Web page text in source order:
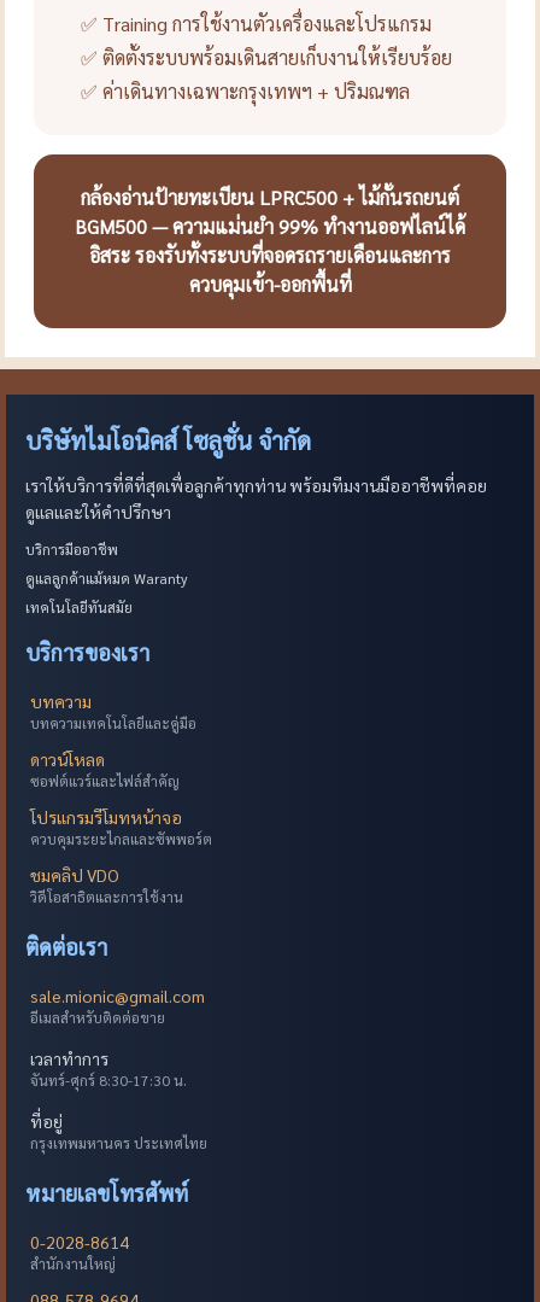
✅ Training การใช้งานตัวเครื่องและโปรแกรม
✅ ติดตั้งระบบพร้อมเดินสายเก็บงานให้เรียบร้อย
✅ ค่าเดินทางเฉพาะกรุงเทพฯ + ปริมณฑล
กล้องอ่านป้ายทะเบียน LPRC500 + ไม้กั้นรถยนต์
BGM500 — ความแม่นยำ 99% ทำงานออฟไลน์ได้
อิสระ รองรับทั้งระบบที่จอดรถรายเดือนและการ
ควบคุมเข้า-ออกพื้นที่
บริษัทไมโอนิคส์ โซลูชั่น จำกัด
เราให้บริการที่ดีที่สุดเพื่อลูกค้าทุกท่าน พร้อมทีมงานมืออาชีพที่คอย
ดูแลและให้คำปรึกษา
บริการมืออาชีพ
ดูแลลูกค้าแม้หมด Waranty
เทคโนโลยีทันสมัย
บริการของเรา
บทความ
บทความเทคโนโลยีและคู่มือ
ดาวน์โหลด
ซอฟต์แวร์และไฟล์สำคัญ
โปรแกรมรีโมทหน้าจอ
ควบคุมระยะไกลและซัพพอร์ต
ชมคลิป VDO
วิดีโอสาธิตและการใช้งาน
ติดต่อเรา
sale.mionic@gmail.com
อีเมลสำหรับติดต่อขาย
เวลาทำการ
จันทร์-ศุกร์ 8:30-17:30 น.
ที่อยู่
กรุงเทพมหานคร ประเทศไทย
หมายเลขโทรศัพท์
0-2028-8614
สำนักงานใหญ่